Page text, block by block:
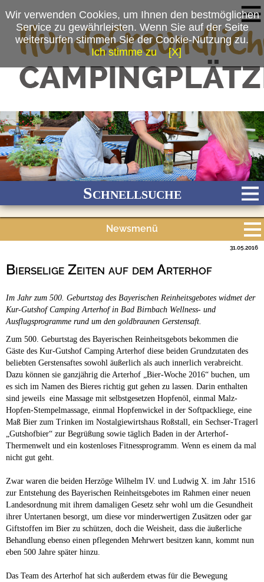
(c) Kur-Gutshof Camping ArterhofSchnellsuche
Ganzjährig geöffnet
Newsmenü
Campingplätze
Camping & Caravan
Touristik
Bierselige Zeiten auf dem Arterhof
31.05.2016
Im Jahr zum 500. Geburtstag des Bayerischen Reinheitsgebotes widmet der
Kur-Gutshof Camping Arterhof in Bad Birnbach Wellness- und
Ausflugsprogramme rund um den goldbraunen Gerstensaft.
Zum 500. Geburtstag des Bayerischen Reinheitsgebots bekommen die
Gäste des Kur-Gutshof Camping Arterhof diese beiden Grundzutaten des
beliebten Gerstensaftes sowohl äußerlich als auch innerlich verabreicht.
Dazu können sie ganzjährig die Arterhof „Bier-Woche 2016“ buchen, um
es sich im Namen des Bieres richtig gut gehen zu lassen. Darin enthalten
sind jeweils eine Massage mit selbstgesetzen Hopfenöl, einmal Malz-
Hopfen-Stempelmassage, einmal Hopfenwickel in der Softpackliege, eine
Maß Bier zum Trinken im Nostalgiewirtshaus Roßstall, ein Sechser-Tragerl
„Gutshofbier“ zur Begrüßung sowie täglich Baden in der Arterhof-
Thermenwelt und ein kostenloses Fitnessprogramm. Wenn es einem da mal
nicht gut geht.
Zwar waren die beiden Herzöge Wilhelm IV. und Ludwig X. im Jahr 1516
zur Entstehung des Bayerischen Reinheitsgebotes im Rahmen einer neuen
Landesordnung mit ihrem damaligen Gesetz sehr wohl um die Gesundheit
ihrer Untertanen besorgt, um diese vor minderwertigen Zusätzen oder gar
Giftstoffen im Bier zu schützen, doch die Weisheit, dass die äußerliche
Behandlung ebenso einen pflegenden Mehrwert besitzen kann, kommt nun
eben 500 Jahre später hinzu.
Das Team des Arterhof hat sich außerdem etwas für die Bewegung
Wir verwenden Cookies, um Ihnen den bestmöglichen
Service zu gewährleisten. Wenn Sie auf der Seite
weitersurfen stimmen Sie der Cookie-Nutzung zu.
Ich stimme zu
[X]